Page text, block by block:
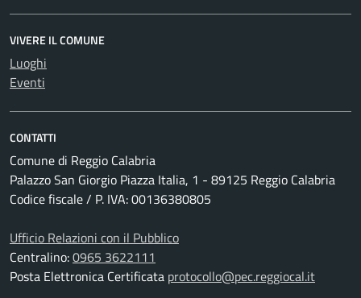
VIVERE IL COMUNE
Luoghi
Eventi
CONTATTI
Comune di Reggio Calabria
Palazzo San Giorgio Piazza Italia, 1 - 89125 Reggio Calabria
Codice fiscale / P. IVA: 00136380805
Ufficio Relazioni con il Pubblico
Centralino:0965 3622111
Posta Elettronica Certificata protocollo@pec.reggiocal.it